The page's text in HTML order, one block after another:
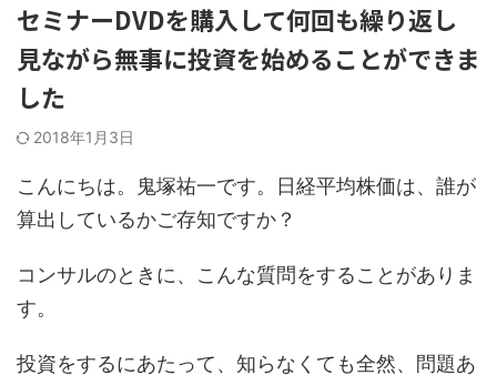
セミナーDVDを購入して何回も繰り返し
見ながら無事に投資を始めることができま
した
2018年1月3日
こんにちは。鬼塚祐一です。日経平均株価は、誰が
算出しているかご存知ですか？
コンサルのときに、こんな質問をすることがありま
す。
投資をするにあたって、知らなくても全然、問題あ